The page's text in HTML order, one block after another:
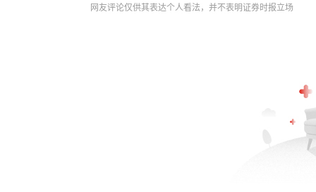
网友评论仅供其表达个人看法，并不表明证券时报立场